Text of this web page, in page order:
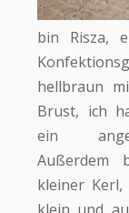
bin Risza,
hellbraun
Brust, ich
ein
Außerdem
kleiner